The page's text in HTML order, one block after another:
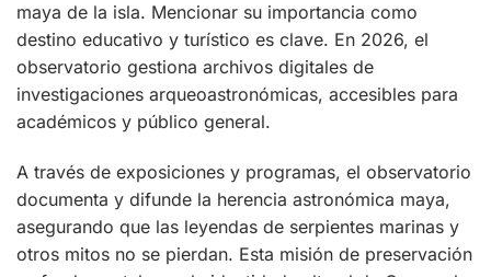
maya de la isla. Mencionar su importancia como
destino educativo y turístico es clave. En 2026, el
observatorio gestiona archivos digitales de
investigaciones arqueoastronómicas, accesibles para
académicos y público general.
A través de exposiciones y programas, el observatorio
documenta y difunde la herencia astronómica maya,
asegurando que las leyendas de serpientes marinas y
otros mitos no se pierdan. Esta misión de preservación